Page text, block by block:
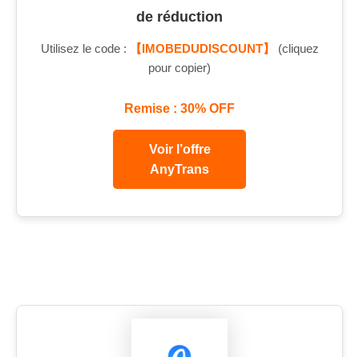
de réduction
Utilisez le code : 【IMOBEDUDISCOUNT】
(cliquez
pour copier)
Remise : 30% OFF
Voir l’offre
AnyTrans